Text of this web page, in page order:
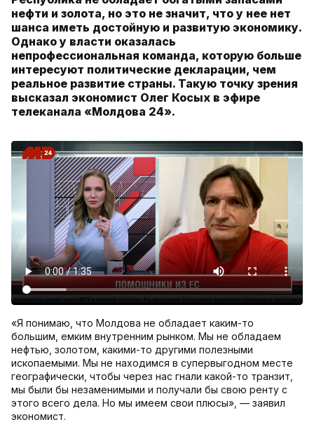
нефти и золота, но это не значит, что у нее нет
шанса иметь достойную и развитую экономику.
Однако у власти оказалась
непрофессиональная команда, которую больше
интересуют политические декларации, чем
реальное развитие страны. Такую точку зрения
высказал экономист Олег Косых в эфире
телеканала «Молдова 24».
«Я понимаю, что Молдова не обладает каким-то
большим, емким внутренним рынком. Мы не обладаем
нефтью, золотом, какими-то другими полезными
ископаемыми. Мы не находимся в супервыгодном месте
географически, чтобы через нас гнали какой-то транзит,
мы были бы незаменимыми и получали бы свою ренту с
этого всего дела. Но мы имеем свои плюсы», — заявил
экономист.